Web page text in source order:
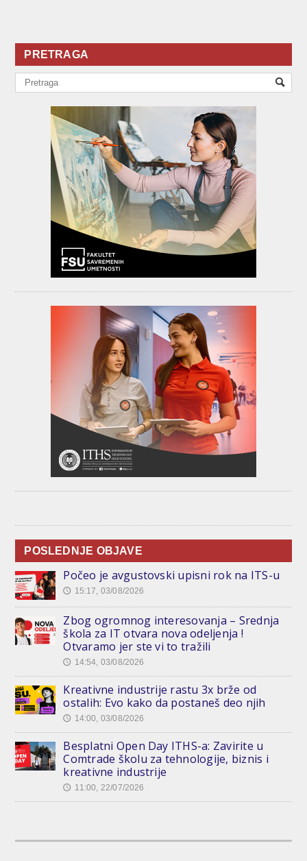
PRETRAGA
POSLEDNJE OBJAVE
Počeo je avgustovski upisni rok na ITS-u
🕔 15:17, 03/08/2026
Zbog ogromnog interesovanja – Srednja
škola za IT otvara nova odeljenja !
Otvaramo jer ste vi to tražili
🕔 14:54, 03/08/2026
Kreativne industrije rastu 3x brže od
ostalih: Evo kako da postaneš deo njih
🕔 14:00, 03/08/2026
Besplatni Open Day ITHS-a: Zavirite u
Comtrade školu za tehnologije, biznis i
kreativne industrije
🕔 11:00, 22/07/2026